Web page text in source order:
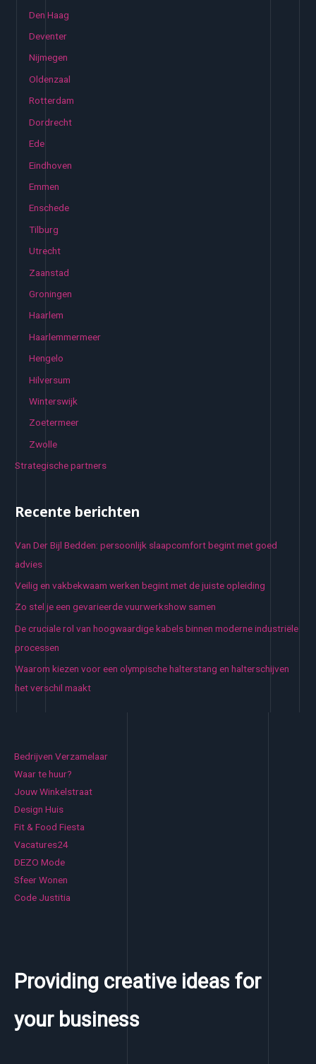
Den Haag
Deventer
Nijmegen
Oldenzaal
Rotterdam
Dordrecht
Ede
Eindhoven
Emmen
Enschede
Tilburg
Utrecht
Zaanstad
Groningen
Haarlem
Haarlemmermeer
Hengelo
Hilversum
Winterswijk
Zoetermeer
Zwolle
Strategische partners
Recente berichten
Van Der Bijl Bedden: persoonlijk slaapcomfort begint met goed
advies
Veilig en vakbekwaam werken begint met de juiste opleiding
Zo stel je een gevarieerde vuurwerkshow samen
De cruciale rol van hoogwaardige kabels binnen moderne industriële
processen
Waarom kiezen voor een olympische halterstang en halterschijven
het verschil maakt
Bedrijven Verzamelaar
Waar te huur?
Jouw Winkelstraat
Design Huis
Fit & Food Fiesta
Vacatures24
DEZO Mode
Sfeer Wonen
Code Justitia
Providing creative ideas for
your business